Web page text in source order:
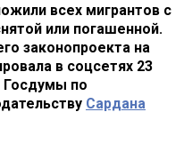
всех мигрантов с
или погашенной.
законопроекта на
в соцсетях 23
Госдумы по
Сардана